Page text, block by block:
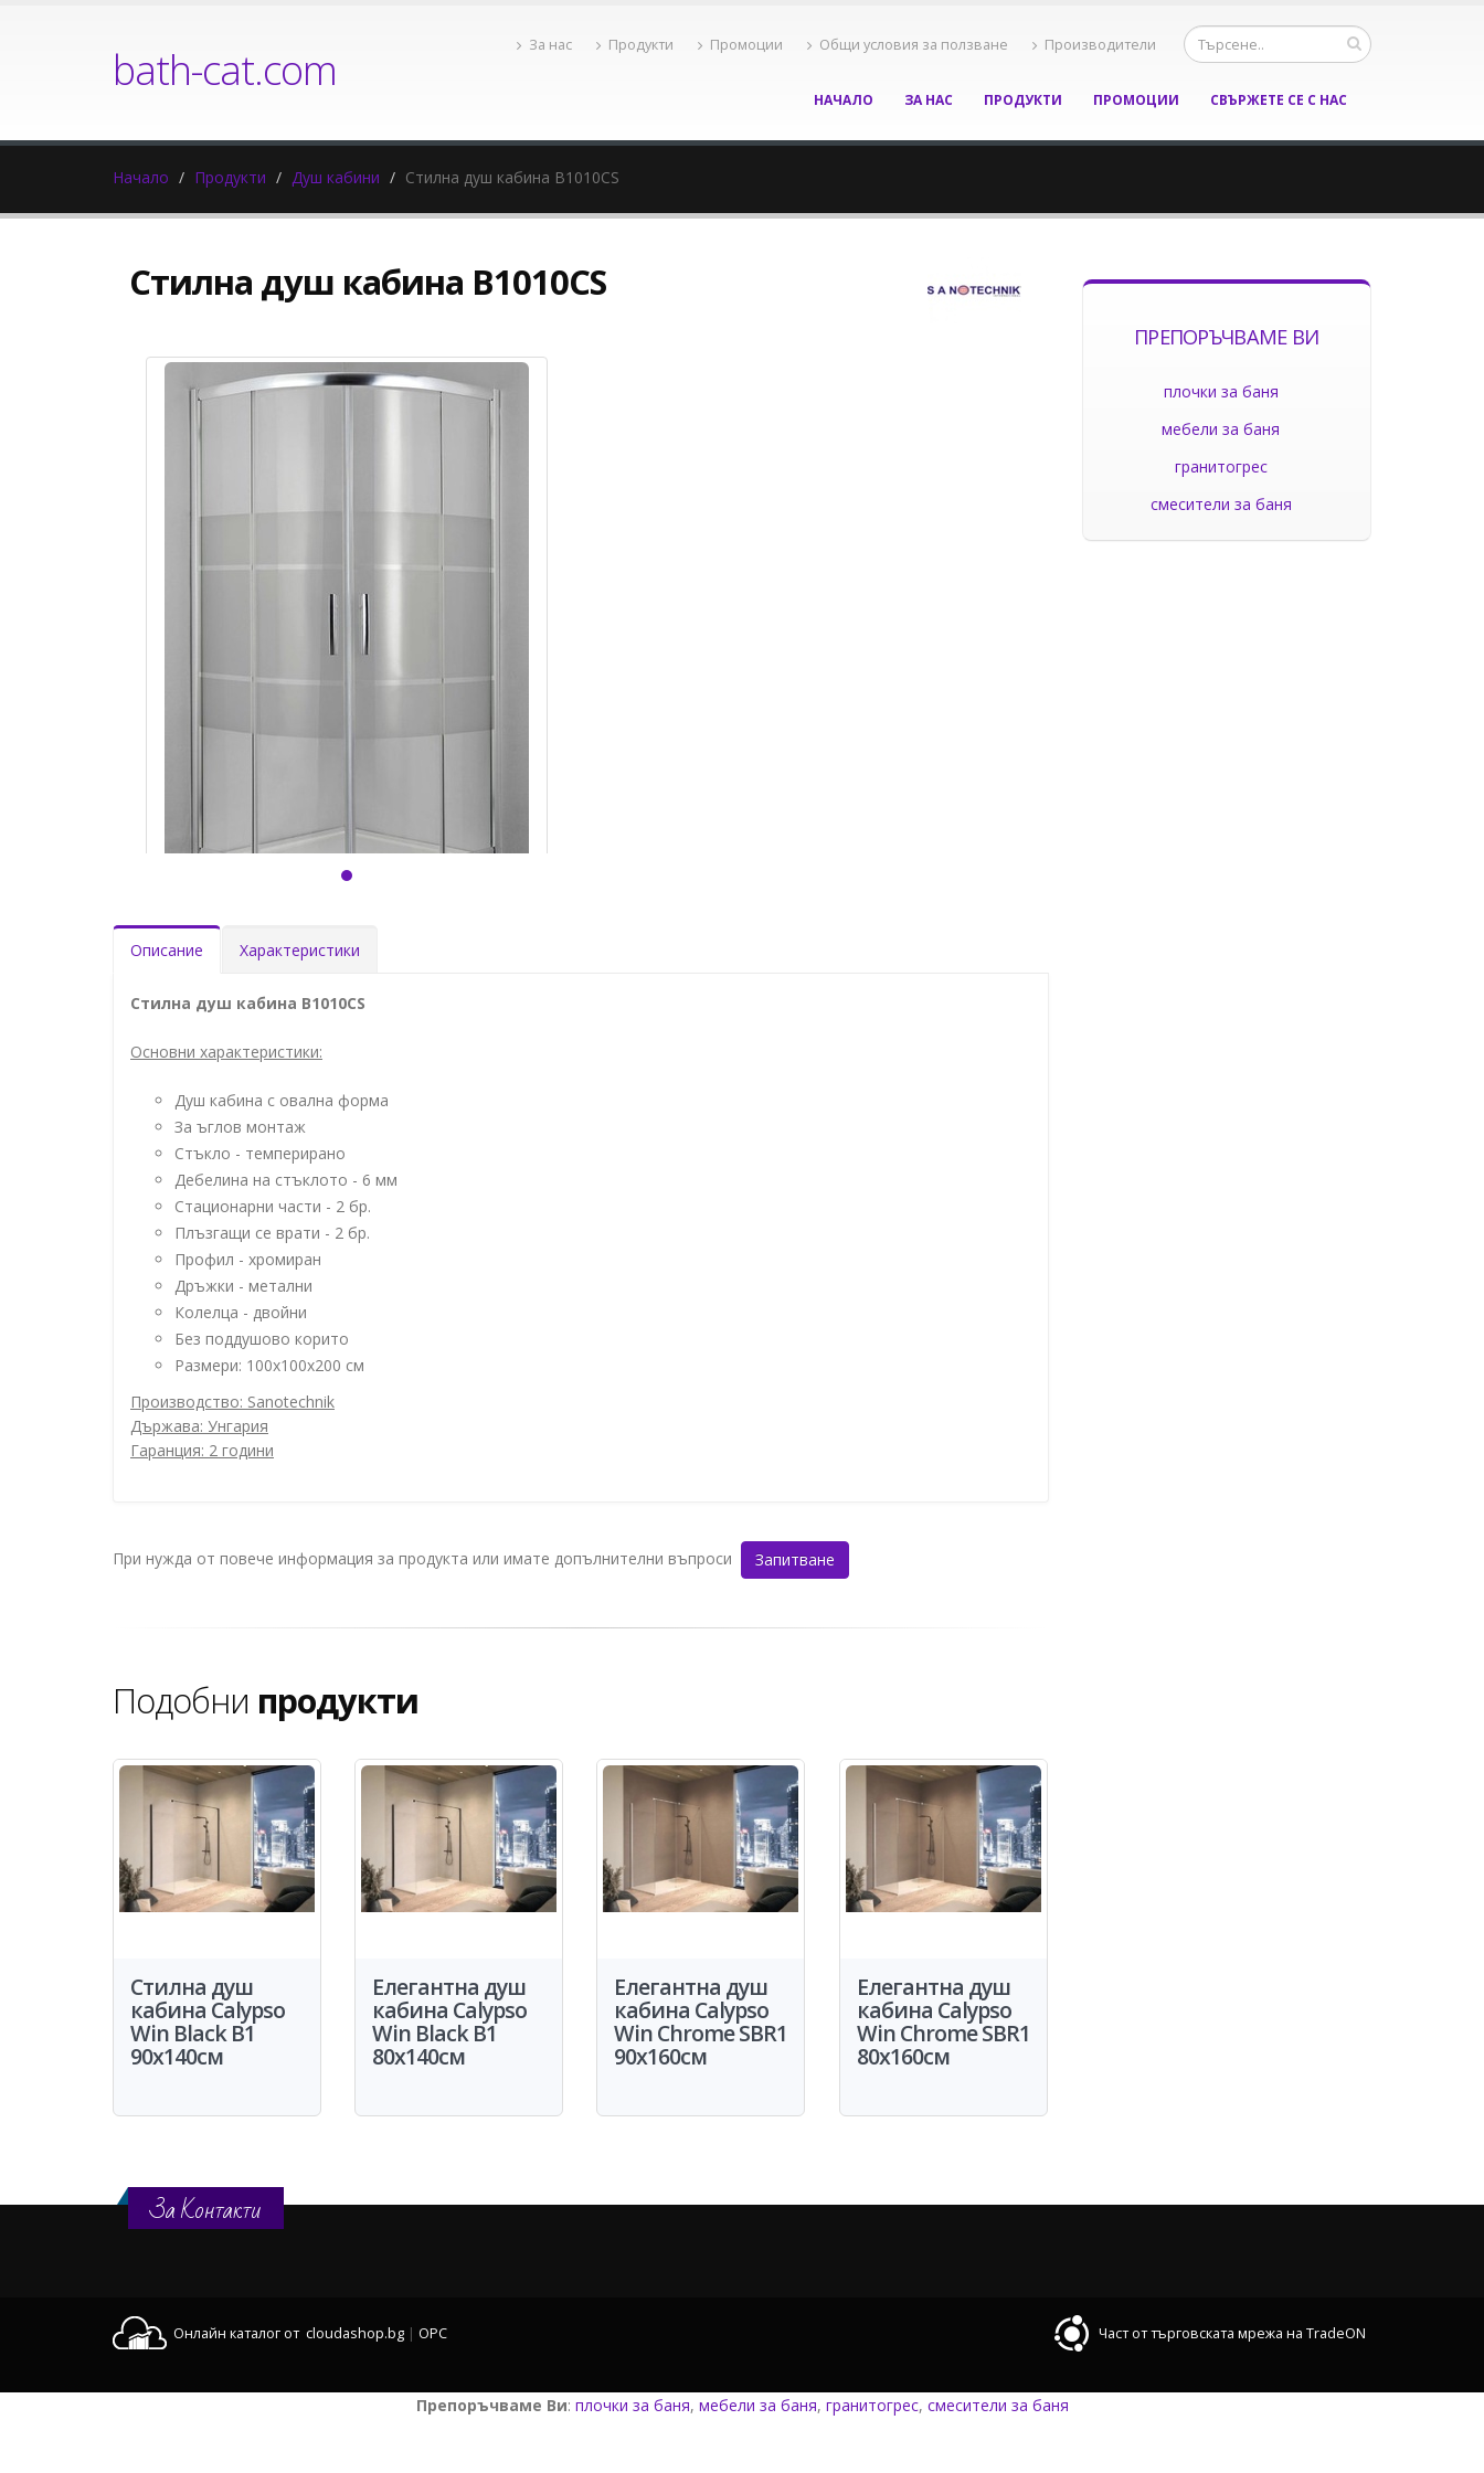
bath-cat.com За нас Продукти Промоции Общи условия за ползване Производители
НАЧАЛО ЗА НАС ПРОДУКТИ ПРОМОЦИИ СВЪРЖЕТЕ СЕ С НАС
Начало Продукти Душ кабини Стилна душ кабина B1010CS
Стилна душ кабина B1010CS
Описание Характеристики
Стилна душ кабина B1010CS
Основни характеристики:
Душ кабина с овална форма
За ъглов монтаж
Стъкло - темперирано
Дебелина на стъклото - 6 мм
Стационарни части - 2 бр.
Плъзгащи се врати - 2 бр.
Профил - хромиран
Дръжки - метални
Колелца - двойни
Без поддушово корито
Размери: 100x100х200 см
Производство: Sanotechnik
Държава: Унгария
Гаранция: 2 години
При нужда от повече информация за продукта или имате допълнителни въпроси Запитване
Подобни продукти
Стилна душ
кабина Calypso
Win Black B1
90x140см
Елегантна душ
кабина Calypso
Win Black B1
80x140см
Елегантна душ
кабина Calypso
Win Chrome SBR1
90x160см
Елегантна душ
кабина Calypso
Win Chrome SBR1
80x160см
ПРЕПОРЪЧВАМЕ ВИ
плочки за баня
мебели за баня
гранитогрес
смесители за баня
За Контакти
Онлайн каталог от cloudashop.bg | OPC Част от търговската мрежа на TradeON
Препоръчваме Ви: плочки за баня, мебели за баня, гранитогрес, смесители за баня